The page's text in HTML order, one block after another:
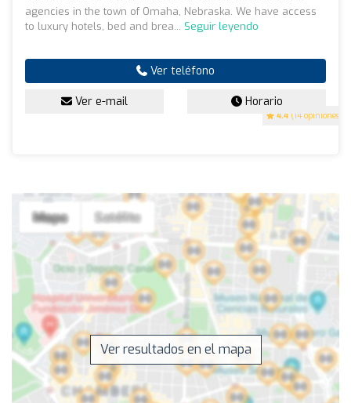
4.4 (14 opiniones)
agencies in the town of Omaha, Nebraska. We have access
to luxury hotels, bed and brea... Seguir leyendo
Ver teléfono
Ver e-mail Horario
Ver resultados en el mapa